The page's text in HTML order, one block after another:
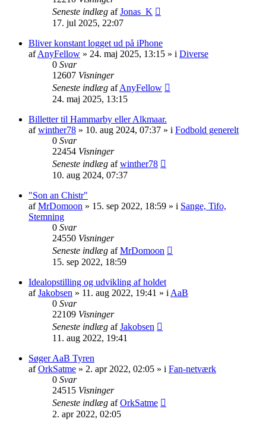
Seneste indlæg afJonas_K
17. jul 2025, 22:07
Bliver konstant logget ud på iPhone
afAnyFellow » 24. maj 2025, 13:15 » i Diverse
0 Svar
12607 Visninger
Seneste indlæg afAnyFellow
24. maj 2025, 13:15
Billetter til Hammarby eller Alkmaar.
afwinther78 » 10. aug 2024, 07:37 » i Fodbold generelt
0 Svar
22454 Visninger
Seneste indlæg afwinther78
10. aug 2024, 07:37
"Son an Chistr"
afMrDomoon » 15. sep 2022, 18:59 » i Sange, Tifo,
Stemning
0 Svar
24550 Visninger
Seneste indlæg afMrDomoon
15. sep 2022, 18:59
Idealopstilling og udvikling af holdet
afJakobsen » 11. aug 2022, 19:41 » i AaB
0 Svar
22109 Visninger
Seneste indlæg afJakobsen
11. aug 2022, 19:41
Søger AaB Tyren
afOrkSatme » 2. apr 2022, 02:05 » i Fan-netværk
0 Svar
24515 Visninger
Seneste indlæg afOrkSatme
2. apr 2022, 02:05